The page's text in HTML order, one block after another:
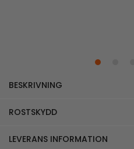
BESKRIVNING
ROSTSKYDD
LEVERANS INFORMATION